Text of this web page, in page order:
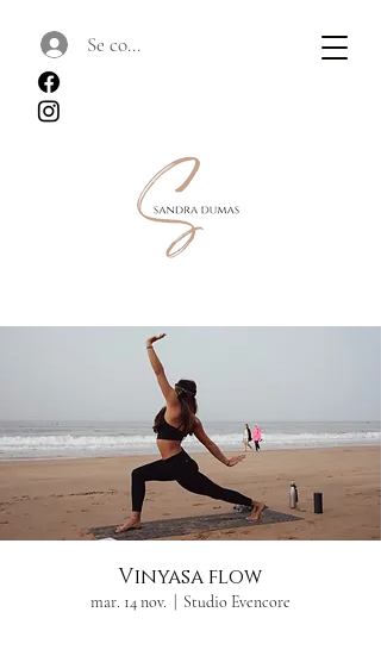
Se connecter
Vinyasa flow
mar. 14 nov. Studio Evencore